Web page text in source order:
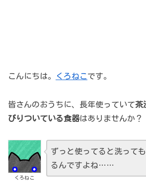
こんにちは。 くろねこです。
皆さんのおうちに、長年使っていて茶
びりついている食器はありませんか？
くろねこ
ずっと使ってると洗って
るんですよね……